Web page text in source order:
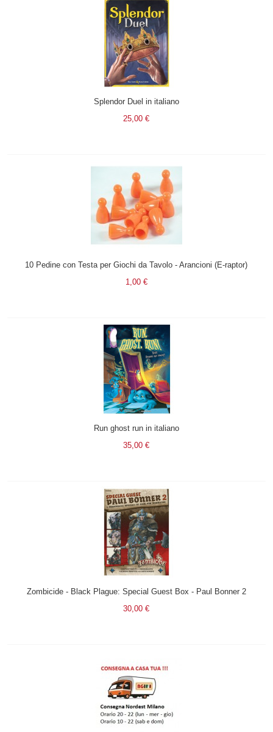
Splendor Duel in italiano
25,00 €
10 Pedine con Testa per Giochi da Tavolo - Arancioni (E-raptor)
1,00 €
Run ghost run in italiano
35,00 €
Zombicide - Black Plague: Special Guest Box - Paul Bonner 2
30,00 €